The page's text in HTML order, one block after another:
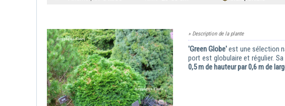
» Description de la plante
'Green Globe'est une sélection
port est globulaire et régulier.
0,5 m de hauteur par 0,6 m de